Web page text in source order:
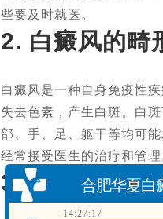
些要及时就医。
2. 白癜风的畸
白癜风是一种自身免疫性
失去色素，产生白斑。白
部、手、足、躯干等均可
经常接受医生的治疗和管理
3. 白癜风的治
合肥华夏白
14:27:17